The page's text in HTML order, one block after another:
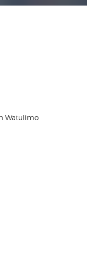
Watulimo